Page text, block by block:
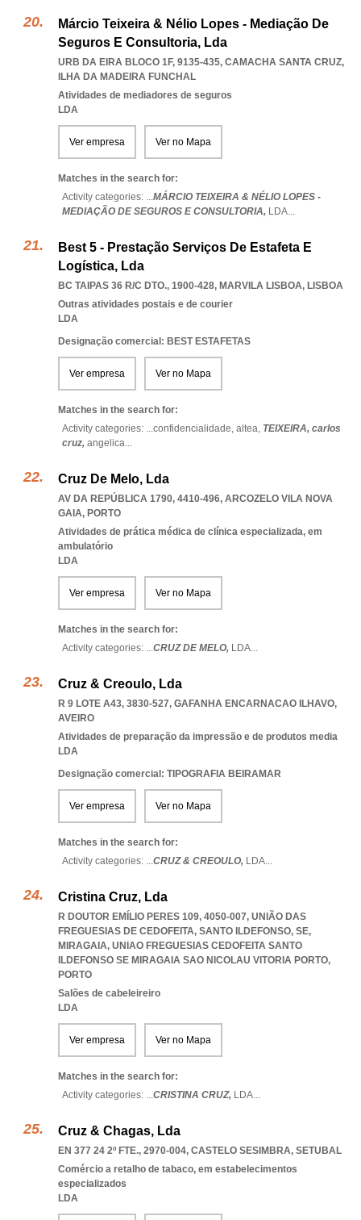
Márcio Teixeira & Nélio Lopes - Mediação De
Seguros E Consultoria, Lda
URB DA EIRA BLOCO 1F, 9135-435, CAMACHA SANTA CRUZ,
ILHA DA MADEIRA FUNCHAL
Atividades de mediadores de seguros
LDA
Ver empresa Ver no Mapa
Matches in the search for:
Activity categories: ...MÁRCIO TEIXEIRA & NÉLIO LOPES -
MEDIAÇÃO DE SEGUROS E CONSULTORIA, LDA...
Best 5 - Prestação Serviços De Estafeta E
Logística, Lda
BC TAIPAS 36 R/C DTO., 1900-428, MARVILA LISBOA, LISBOA
Outras atividades postais e de courier
LDA
Designação comercial: BEST ESTAFETAS
Ver empresa Ver no Mapa
Matches in the search for:
Activity categories: ...confidencialidade, altea, TEIXEIRA, carlos
cruz, angelica...
Cruz De Melo, Lda
AV DA REPÚBLICA 1790, 4410-496, ARCOZELO VILA NOVA
GAIA, PORTO
Atividades de prática médica de clínica especializada, em
ambulatório
LDA
Ver empresa Ver no Mapa
Matches in the search for:
Activity categories: ...CRUZ DE MELO, LDA...
Cruz & Creoulo, Lda
R 9 LOTE A43, 3830-527, GAFANHA ENCARNACAO ILHAVO,
AVEIRO
Atividades de preparação da impressão e de produtos media
LDA
Designação comercial: TIPOGRAFIA BEIRAMAR
Ver empresa Ver no Mapa
Matches in the search for:
Activity categories: ...CRUZ & CREOULO, LDA...
Cristina Cruz, Lda
R DOUTOR EMÍLIO PERES 109, 4050-007, UNIÃO DAS
FREGUESIAS DE CEDOFEITA, SANTO ILDEFONSO, SE,
MIRAGAIA, UNIAO FREGUESIAS CEDOFEITA SANTO
ILDEFONSO SE MIRAGAIA SAO NICOLAU VITORIA PORTO,
PORTO
Salões de cabeleireiro
LDA
Ver empresa Ver no Mapa
Matches in the search for:
Activity categories: ...CRISTINA CRUZ, LDA...
Cruz & Chagas, Lda
EN 377 24 2º FTE., 2970-004, CASTELO SESIMBRA, SETUBAL
Comércio a retalho de tabaco, em estabelecimentos
especializados
LDA